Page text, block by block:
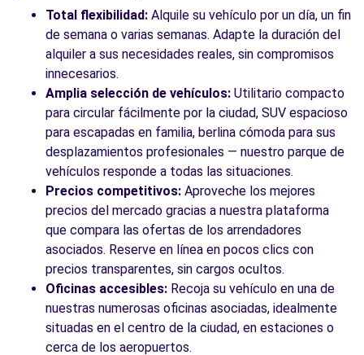
Total flexibilidad: Alquile su vehículo por un día, un fin
de semana o varias semanas. Adapte la duración del
alquiler a sus necesidades reales, sin compromisos
innecesarios.
Amplia selección de vehículos: Utilitario compacto
para circular fácilmente por la ciudad, SUV espacioso
para escapadas en familia, berlina cómoda para sus
desplazamientos profesionales — nuestro parque de
vehículos responde a todas las situaciones.
Precios competitivos: Aproveche los mejores
precios del mercado gracias a nuestra plataforma
que compara las ofertas de los arrendadores
asociados. Reserve en línea en pocos clics con
precios transparentes, sin cargos ocultos.
Oficinas accesibles: Recoja su vehículo en una de
nuestras numerosas oficinas asociadas, idealmente
situadas en el centro de la ciudad, en estaciones o
cerca de los aeropuertos.